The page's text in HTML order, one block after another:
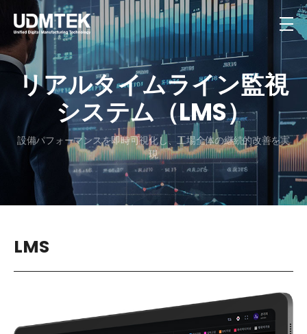
リアルタイムライン監視
システム（LMS）
設備パフォーマンスを即時可視化し、工場全体の継続的改善を実
現
LMS